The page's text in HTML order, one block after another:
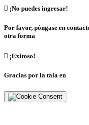
 ¡No puedes ingresar!
Por favor, póngase en
otra forma
 ¡Exitoso!
Gracias por la tala en